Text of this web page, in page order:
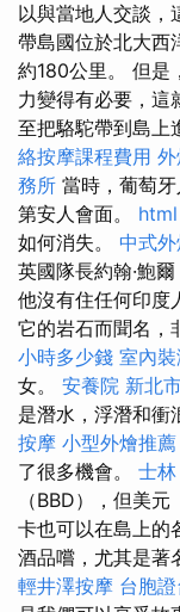
以與當地人交談，
帶島國位於北大西
約180公里。 但是
力變得有必要，這
至把駱駝帶到島上
絡按摩課程費用
務所 當時，葡萄
第安人會面。 html
如何消失。 中式
英國隊長約翰·鮑
他沒有住任何印度
它的岩石而聞名，
小時多少錢 室內
女。 安養院 新北
是潛水，浮潛和衝
按摩 小型外燴推薦
了很多機會。 士
（BBD），但美
卡也可以在島上的
酒品嚐，尤其是著
輕井澤按摩 台胞證